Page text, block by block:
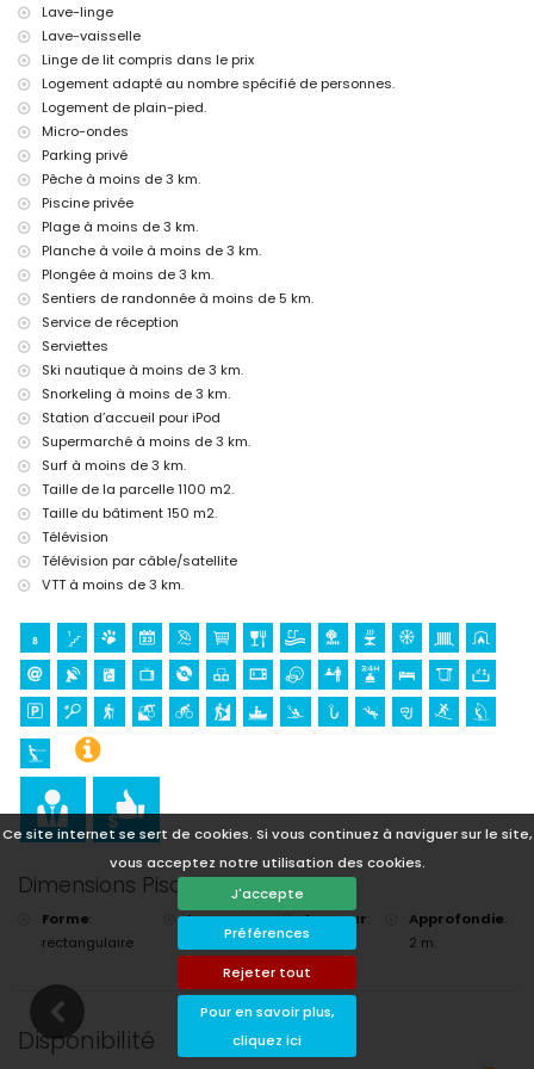
Ce site internet se sert de cookies. Si vous continuez à naviguer sur le site,
vous acceptez notre utilisation des cookies.
J'accepte
Préférences
Rejeter tout
Pour en savoir plus,
cliquez ici
Cinéma, théâtre, discothèque, bar, promenade (El Arenal et Jávea) (à
moins de 5 kilomètres de la maison)
Sites touristiques et culturels à Jávea, Costa Blanca
Musée (Pueblo Histórico, Jávea), église (San Bartolomé, Jávea), ruine
(Pueblo Histórico, Jávea), monument (Pueblo Histórico, Jávea),
bâtiment architectural (Pueblo Histórico, Jávea), lieu historique
(Pueblo Histórico et Jávea) (à moins de 5 kilomètres de
l'hébergement)
Château (Portal de la Vila et Dénia) (à moins de 25 kilomètres de
l'hébergement)
Sports
Tennis, randonnée, VTT, cyclisme, escalade, canoë, kayak, pêche,
plongée, snorkeling, surf, planche à voile et ski nautique (à moins de 5
kilomètres de la villa)
Golf (Club de Golf de Jávea, Jávea) et équitation (à moins de 10
kilomètres de la villa)
Lave-linge
Lave-vaisselle
Linge de lit compris dans le prix
Logement adapté au nombre spécifié de personnes.
Logement de plain-pied.
Micro-ondes
Parking privé
Pêche à moins de 3 km.
Piscine privée
Plage à moins de 3 km.
Planche à voile à moins de 3 km.
Plongée à moins de 3 km.
Sentiers de randonnée à moins de 5 km.
Service de réception
Serviettes
Ski nautique à moins de 3 km.
Snorkeling à moins de 3 km.
Station d’accueil pour iPod
Supermarché à moins de 3 km.
Surf à moins de 3 km.
Taille de la parcelle 1100 m2.
Taille du bâtiment 150 m2.
Télévision
Télévision par câble/satellite
VTT à moins de 3 km.
Dimensions Piscine
Forme:
rectangulaire
Longueur:
Largeur:
5 m.
Approfondie:
2 m.
Disponibilité